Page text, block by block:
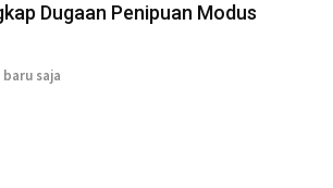
Dugaan Penipuan Modus
baru saja